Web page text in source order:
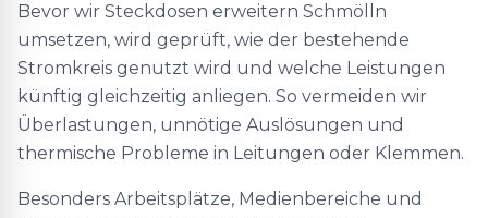
Bevor wir Steckdosen erweitern Schmölln
umsetzen, wird geprüft, wie der bestehende
Stromkreis genutzt wird und welche Leistungen
künftig gleichzeitig anliegen. So vermeiden wir
Überlastungen, unnötige Auslösungen und
thermische Probleme in Leitungen oder Klemmen.
Besonders Arbeitsplätze, Medienbereiche und